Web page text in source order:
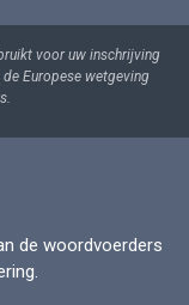
voor uw inschrijving
Europese wetgeving
de woordvoerders